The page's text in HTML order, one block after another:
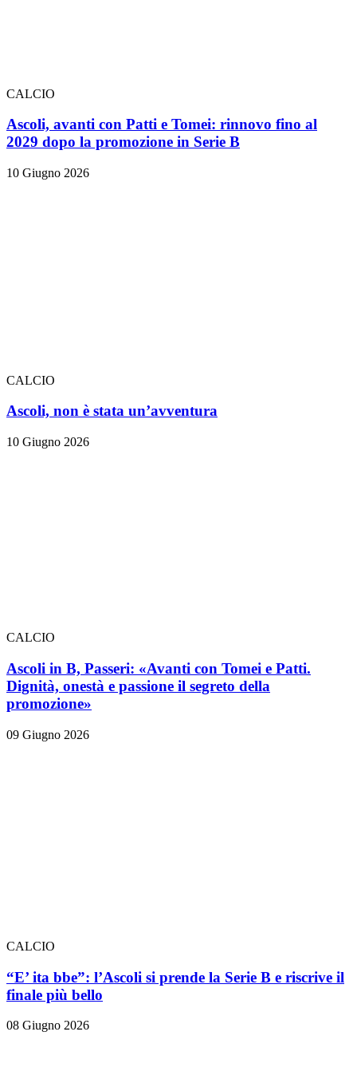
CALCIO
Ascoli, avanti con Patti e Tomei: rinnovo fino al
2029 dopo la promozione in Serie B
10 Giugno 2026
CALCIO
Ascoli, non è stata un’avventura
10 Giugno 2026
CALCIO
Ascoli in B, Passeri: «Avanti con Tomei e Patti.
Dignità, onestà e passione il segreto della
promozione»
09 Giugno 2026
CALCIO
“E’ ita bbe”: l’Ascoli si prende la Serie B e riscrive il
finale più bello
08 Giugno 2026